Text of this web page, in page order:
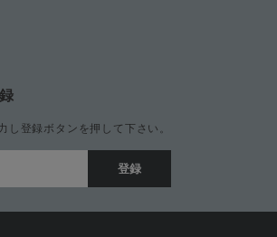
し登録ボタンを押して下さい。